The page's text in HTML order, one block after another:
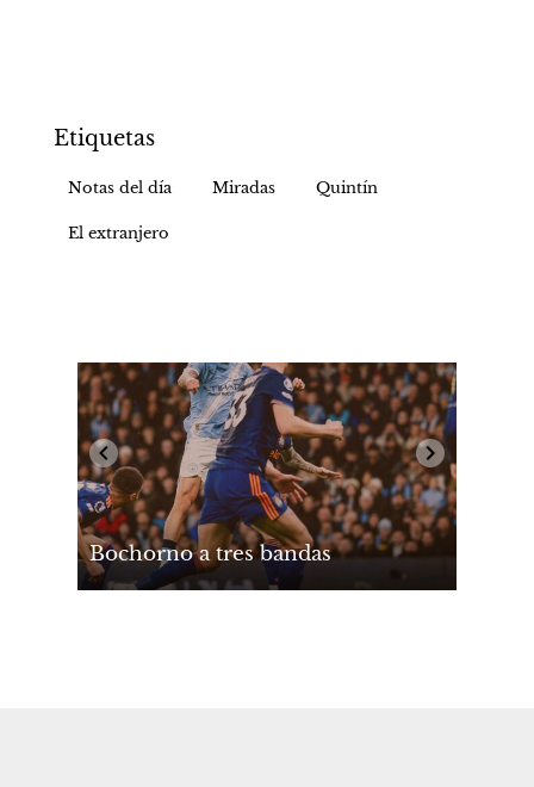
Etiquetas
Notas del día Miradas Quintín
El extranjero
Bochorno a tres bandas